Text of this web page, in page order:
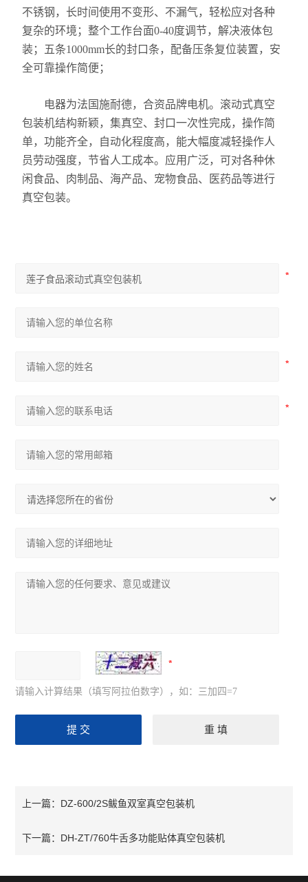
不锈钢，长时间使用不变形、不漏气，轻松应对各种
复杂的环境；整个工作台面0-40度调节，解决液体包
装；五条1000mm长的封口条，配备压条复位装置，安
全可靠操作简便；
电器为法国施耐德，合资品牌电机。滚动式真空
包装机结构新颖，集真空、封口一次性完成，操作简
单，功能齐全，自动化程度高，能大幅度减轻操作人
员劳动强度，节省人工成本。应用广泛，可对各种休
闲食品、肉制品、海产品、宠物食品、医药品等进行
真空包装。
请输入计算结果（填写阿拉伯数字），如：三加四=7
上一篇： DZ-600/2S鲅鱼双室真空包装机
下一篇： DH-ZT/760牛舌多功能贴体真空包装机